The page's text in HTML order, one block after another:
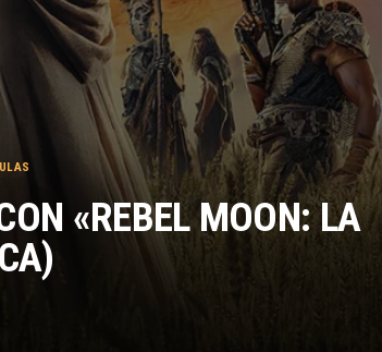
«REBEL MOON: LA